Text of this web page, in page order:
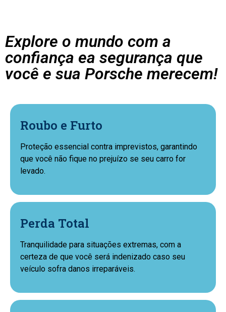
Explore o mundo com a
confiança ea segurança que
você e sua Porsche merecem!
Roubo e Furto
Proteção essencial contra imprevistos, garantindo
que você não fique no prejuízo se seu carro for
levado.
Perda Total
Tranquilidade para situações extremas, com a
certeza de que você será indenizado caso seu
veículo sofra danos irreparáveis.